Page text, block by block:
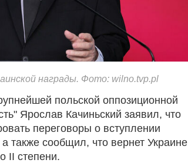
награды. Фото: wilno.tvp.pl
польской оппозиционной
Ярослав Качиньский заявил, что
переговоры о вступлении
также сообщил, что вернет Украине
II степени.